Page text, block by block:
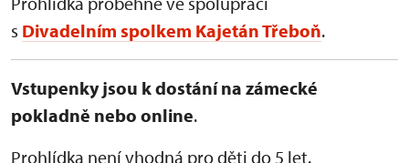
s Divadelním spolkem Kajetán Třeboň.
Vstupenky jsou k dostání na zámecké
pokladně nebo online.
Prohlídka není vhodná pro děti do 5 let.